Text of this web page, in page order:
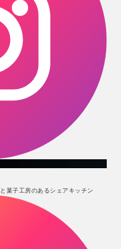
菓子工房のあるシェアキッチン